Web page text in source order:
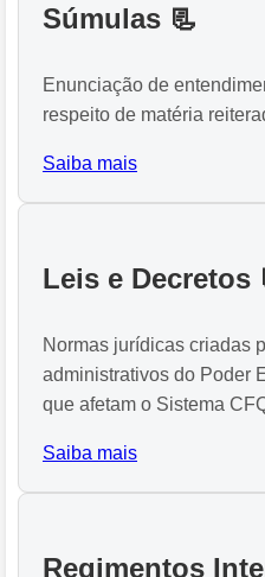
Súmulas 📃
Enunciação de
respeito de matéria
Saiba mais
Leis e Decretos
Normas jurídicas criadas
administrativos do Poder
que afetam o Sistema
Saiba mais
Regimentos